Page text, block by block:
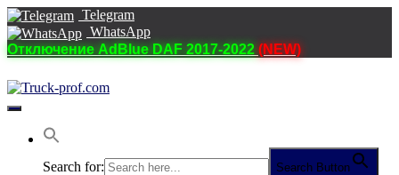
Telegram
WhatsApp
Отключение AdBlue DAF 2017-2022 (NEW)
Переключить
навигацию
Search for: Search Button